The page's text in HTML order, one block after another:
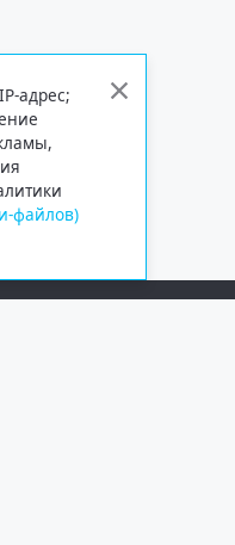
адрес;
файлов)